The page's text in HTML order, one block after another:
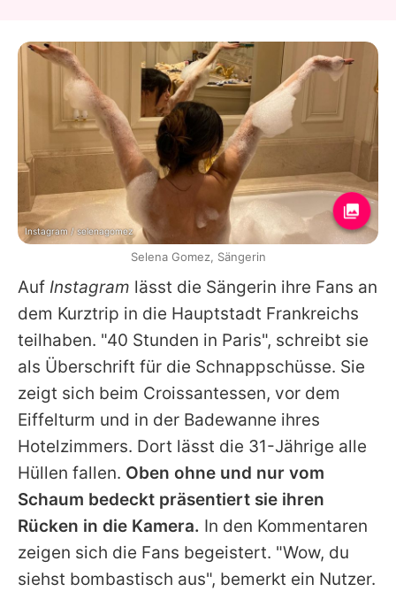
Auf Instagram lässt die Sängerin ihre Fans an
dem Kurztrip in die Hauptstadt Frankreichs
teilhaben. "40 Stunden in Paris", schreibt sie
als Überschrift für die Schnappschüsse. Sie
zeigt sich beim Croissantessen, vor dem
Eiffelturm und in der Badewanne ihres
Hotelzimmers. Dort lässt die 31-Jährige alle
Hüllen fallen. Oben ohne und nur vom
Schaum bedeckt präsentiert sie ihren
Rücken in die Kamera. In den Kommentaren
zeigen sich die Fans begeistert. "Wow, du
siehst bombastisch aus", bemerkt ein Nutzer.
Instagram / selenagomez
Selena Gomez, Sängerin